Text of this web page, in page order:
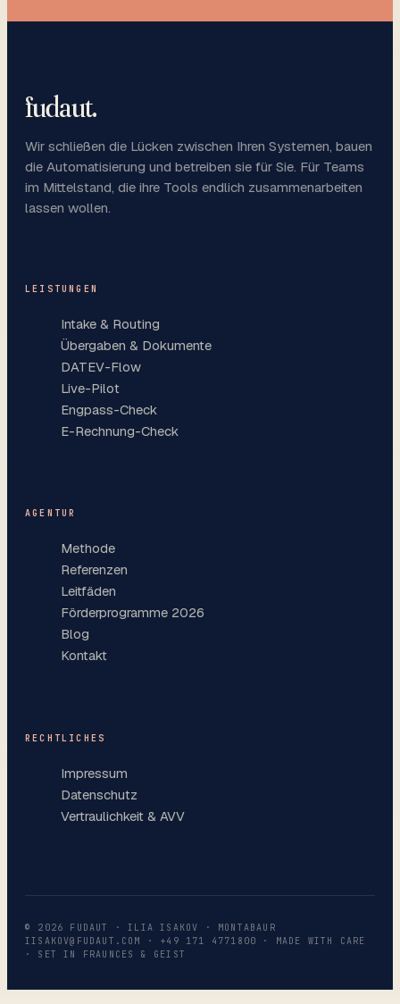
fudaut.
Wir schließen die Lücken zwischen Ihren Systemen, bauen
die Automatisierung und betreiben sie für Sie. Für Teams
im Mittelstand, die ihre Tools endlich zusammenarbeiten
lassen wollen.
LEISTUNGEN
Intake & Routing
Übergaben & Dokumente
DATEV-Flow
Live-Pilot
Engpass-Check
E-Rechnung-Check
AGENTUR
Methode
Referenzen
Leitfäden
Förderprogramme 2026
Blog
Kontakt
RECHTLICHES
Impressum
Datenschutz
Vertraulichkeit & AVV
© 2026 FUDAUT · ILIA ISAKOV · MONTABAUR
IISAKOV@FUDAUT.COM
· +49 171 4771800
· MADE WITH CARE
· SET IN FRAUNCES & GEIST